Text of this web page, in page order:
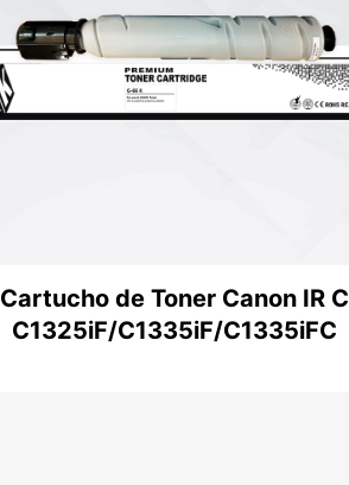
Cartucho de Toner Canon IR C
C1325iF/C1335iF/C1335iFC